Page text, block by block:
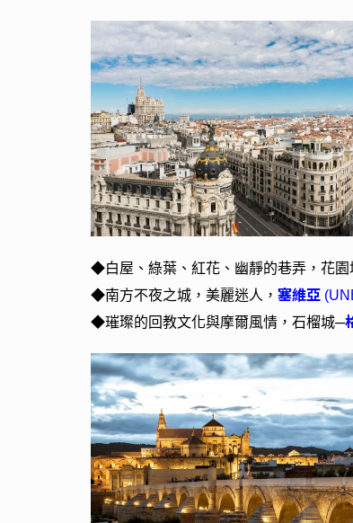
◆白屋、綠葉、紅花、幽靜的巷弄，花
◆南方不夜之城，美麗迷人， 塞維亞
◆璀璨的回教文化與摩爾風情，石榴城─